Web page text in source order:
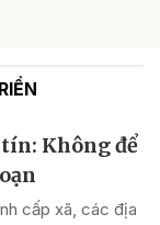
Không để
cấp xã, các địa